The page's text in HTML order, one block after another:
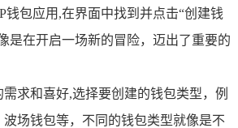
钱包应用,在界面中找到并点击“创建钱
是在开启一场新的冒险，迈出了重要的
求和喜好,选择要创建的钱包类型，例
场钱包等，不同的钱包类型就像是不